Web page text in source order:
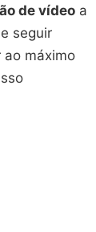
de vídeo a
seguir
ao máximo